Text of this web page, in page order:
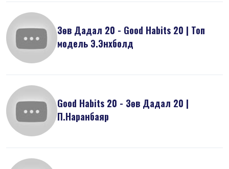
Зөв Дадал 20 - Good Habits 20 | Топ
модель Э.Энхболд
Good Habits 20 - Зөв Дадал 20 |
П.Наранбаяр